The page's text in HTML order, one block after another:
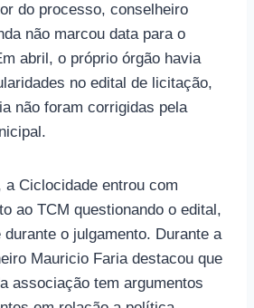
do processo, conselheiro
não marcou data para o
abril, o próprio órgão havia
no edital de licitação,
não foram corrigidas pela
a Ciclocidade entrou com
ao TCM questionando o edital,
o julgamento. Durante a
Mauricio Faria destacou que
associação tem argumentos